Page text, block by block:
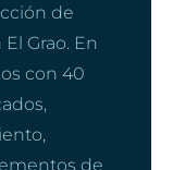
de
Grao. En
con 40
de